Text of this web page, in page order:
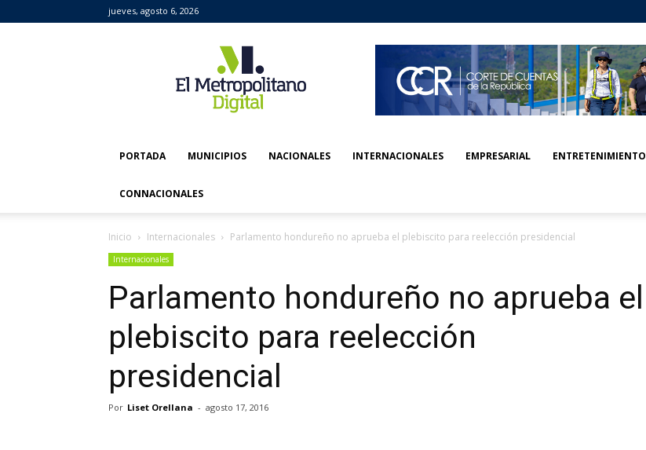
jueves, agosto 6, 2026
Metropolitano
Digital
PORTADA MUNICIPIOS NACIONALES INTERNACIONALES EMPRESARIAL ENTRETENIMIENTO
CONNACIONALES
Inicio Internacionales Parlamento hondureño no aprueba el plebiscito para reelección presidencial
Internacionales
Parlamento hondureño no aprueba el
plebiscito para reelección
presidencial
Por Liset Orellana - agosto 17, 2016